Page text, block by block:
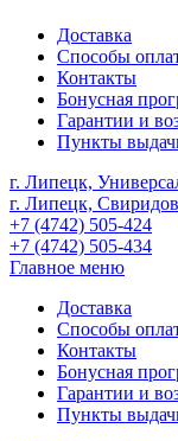
Доставка
Способы
Контакты
Бонусная
Гарантии и
Пункты
г. Липецк,
г. Липецк,
+7 (4742) 505-424
+7 (4742) 505-434
Главное меню
Доставка
Способы
Контакты
Бонусная
Гарантии и
Пункты